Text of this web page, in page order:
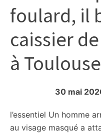
initiatives
citoyennes
foulard, il
caissier
à Toulouse
30 mai
l’essentiel Un homme
au visage masqué a